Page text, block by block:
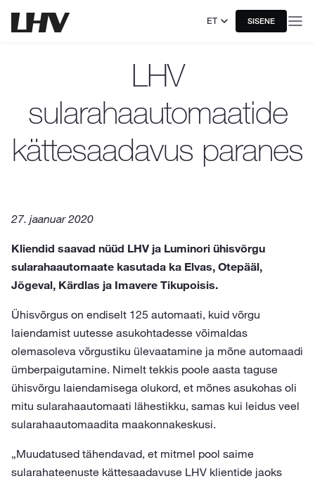
ET SISENE
LHV
sularahaautomaatide
kättesaadavus paranes
27. jaanuar 2020
Kliendid saavad nüüd LHV ja Luminori ühisvõrgu
sularahaautomaate kasutada ka Elvas, Otepääl,
Jõgeval, Kärdlas ja Imavere Tikupoisis.
Ühisvõrgus on endiselt 125 automaati, kuid võrgu
laiendamist uutesse asukohtadesse võimaldas
olemasoleva võrgustiku ülevaatamine ja mõne automaadi
ümberpaigutamine. Nimelt tekkis poole aasta taguse
ühisvõrgu laiendamisega olukord, et mõnes asukohas oli
mitu sularahaautomaati lähestikku, samas kui leidus veel
sularahaautomaadita maakonnakeskusi.
„Muudatused tähendavad, et mitmel pool saime
sularahateenuste kättesaadavuse LHV klientide jaoks